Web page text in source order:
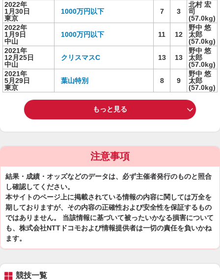
2022年
1月30日
東京
1000万円以下 7 3
北村 宏
司
(57.0kg)
2022年
1月9日
中山
1000万円以下 11 12
野中 悠
太郎
(57.0kg)
2021年
12月25日
中山
クリスマスC 13 13
野中 悠
太郎
(57.0kg)
2021年
5月29日
東京
葉山特別 8 9
野中 悠
太郎
(57.0kg)
もっと見る
注意事項
結果・成績・オッズなどのデータは、必ず主催者発行のものと照合
し確認してください。
本サイトのページ上に掲載されている情報の内容に関しては万全を
期しておりますが、その内容の正確性および安全性を保証するもの
ではありません。 当該情報に基づいて被ったいかなる損害について
も、株式会社NTTドコモおよび情報提供者は一切の責任を負いかね
ます。
競技一覧